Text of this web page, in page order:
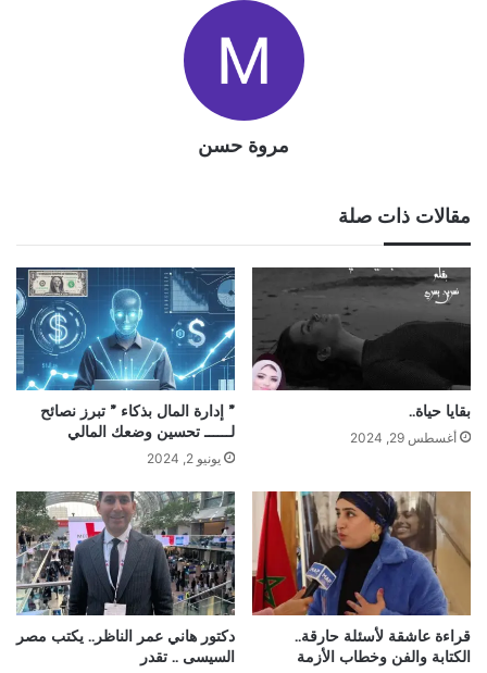
مروة حسن
مقالات ذات صلة
بقايا حياة..
أغسطس 29, 2024
” إدارة المال بذكاء ” تبرز نصائح
لــــــ تحسين وضعك المالي
يونيو 2, 2024
قراءة عاشقة لأسئلة حارقة..
الكتابة والفن وخطاب الأزمة
دكتور هاني عمر الناظر.. يكتب مصر
السيسى .. تقدر